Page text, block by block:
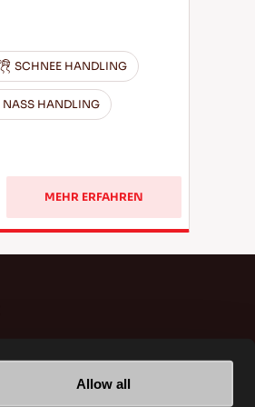
Allow all
SCHNEE HANDLING
NASS HANDLING
MEHR ERFAHREN